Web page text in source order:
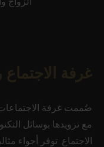
مع تزويدها بوسائل
الاجتماع. توفر أجواء